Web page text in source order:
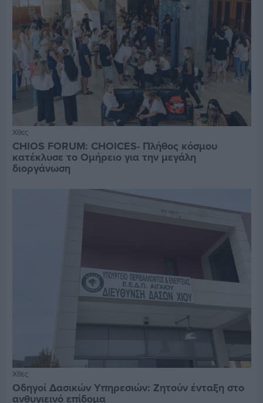
Χθες
CHIOS FORUM: CHOICES- Πλήθος κόσμου
κατέκλυσε το Ομήρειο για την μεγάλη
διοργάνωση
Χθες
Οδηγοί Δασικών Υπηρεσιών: Ζητούν ένταξη στο
ανθυγιεινό επίδομα